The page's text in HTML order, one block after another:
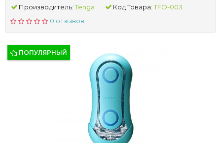
Производитель: Tenga Код Товара: TFO-003
0 отзывов
ПОПУЛЯРНЫЙ